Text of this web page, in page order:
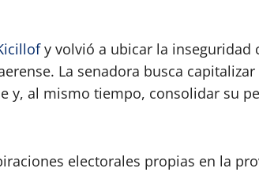
y volvió a ubicar la inseguridad
La senadora busca
y, al mismo tiempo, consolidar su
electorales propias en la